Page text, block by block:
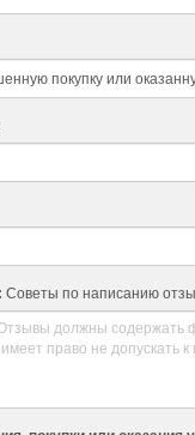
Советы по написанию